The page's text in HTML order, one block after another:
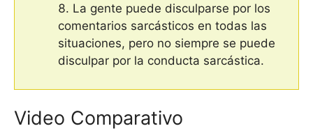
La gente puede disculparse por los
comentarios sarcásticos en todas las
situaciones, pero no siempre se puede
disculpar por la conducta sarcástica.
Video Comparativo